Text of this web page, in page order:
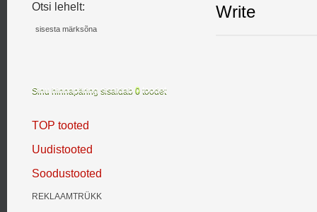
Otsi lehelt:
Sinu hinnapäring sisaldab 0 toodet
TOP tooted
Uudistooted
Soodustooted
REKLAAMTRÜKK
Write